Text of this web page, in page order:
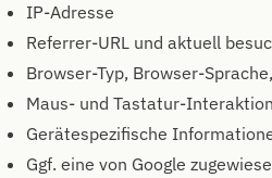
IP-Adresse
Referrer-URL und aktuell
Browser-Typ, Browser-
Maus- und Tastatur-
Gerätespezifische
Ggf. eine von Google